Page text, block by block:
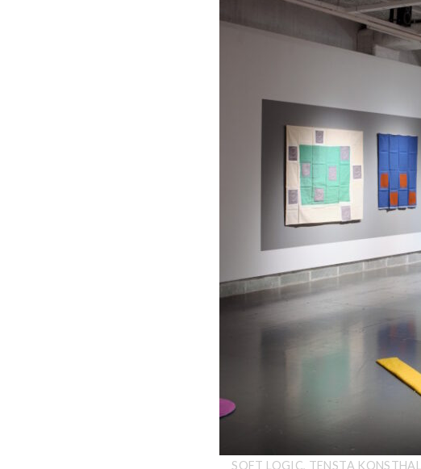
SOFT LOGIC, TENSTA